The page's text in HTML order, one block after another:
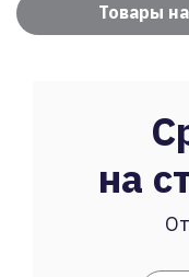
Товары
на